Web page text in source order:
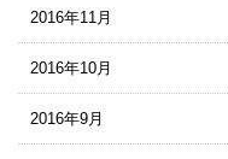
2016年11月
2016年10月
2016年9月